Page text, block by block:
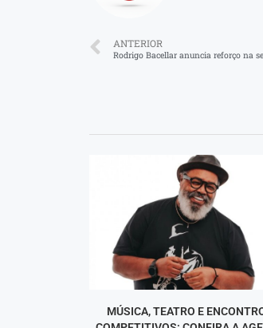
ANTERIOR
Rodrigo Bacellar anuncia reforço na
MÚSICA, TEATRO E